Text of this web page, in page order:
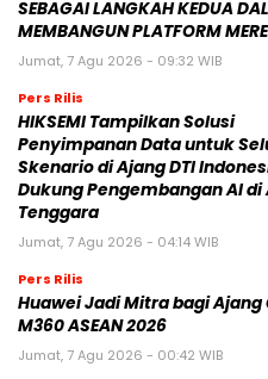
SEBAGAI LANGKAH KEDUA
MEMBANGUN PLATFORM
Jumat, 7 Agu 2026 - 09:32 WIB
Pers Rilis
HIKSEMI Tampilkan Solusi
Penyimpanan Data untuk
Skenario di Ajang DTI
Dukung Pengembangan AI di
Tenggara
Jumat, 7 Agu 2026 - 04:14 WIB
Pers Rilis
Huawei Jadi Mitra bagi Ajang
M360 ASEAN 2026
Jumat, 7 Agu 2026 - 00:42 WIB